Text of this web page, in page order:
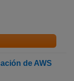
de AWS